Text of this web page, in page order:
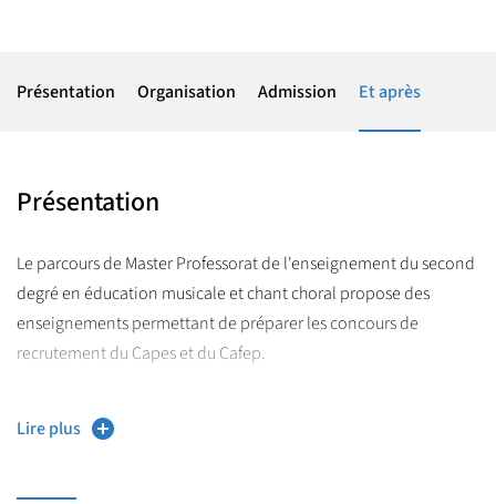
Présentation Organisation Admission Et après
Présentation
Le parcours de Master Professorat de l'enseignement du second
degré en éducation musicale et chant choral propose des
enseignements permettant de préparer les concours de
recrutement du Capes et du Cafep.
direction de chœur), mais également musicologiques et
Lire plus